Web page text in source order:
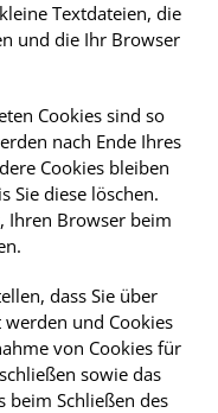
Textdateien, die
und die Ihr Browser
Cookies sind so
nach Ende Ihres
Cookies bleiben
Sie diese löschen.
Ihren Browser beim
dass Sie über
und Cookies
von Cookies für
sowie das
beim Schließen des